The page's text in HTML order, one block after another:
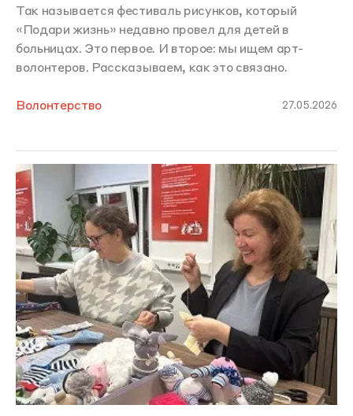
Так называется фестиваль рисунков, который
«Подари жизнь» недавно провел для детей в
больницах. Это первое. И второе: мы ищем арт-
волонтеров. Рассказываем, как это связано.
Волонтерство 27.05.2026